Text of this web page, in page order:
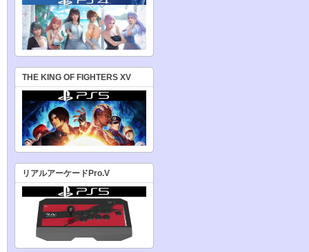
THE KING OF FIGHTERS XV
リアルアーケードPro.V